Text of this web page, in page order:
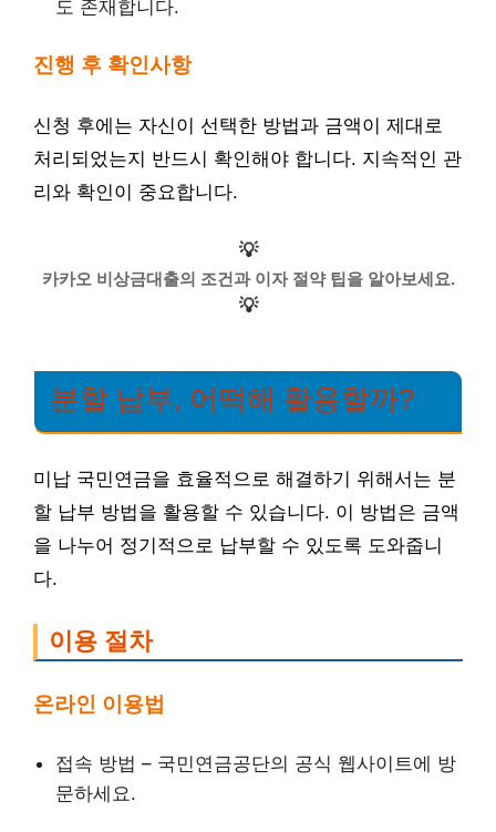
도 존재합니다.
진행 후 확인사항
신청 후에는 자신이 선택한 방법과 금액이 제대로
처리되었는지 반드시 확인해야 합니다. 지속적인 관
리와 확인이 중요합니다.
💡
카카오 비상금대출의 조건과 이자 절약 팁을 알아보세요.
💡
분할 납부, 어떡해 활용할까?
미납 국민연금을 효율적으로 해결하기 위해서는 분
할 납부 방법을 활용할 수 있습니다. 이 방법은 금액
을 나누어 정기적으로 납부할 수 있도록 도와줍니
다.
이용 절차
온라인 이용법
접속 방법 – 국민연금공단의 공식 웹사이트에 방
문하세요.